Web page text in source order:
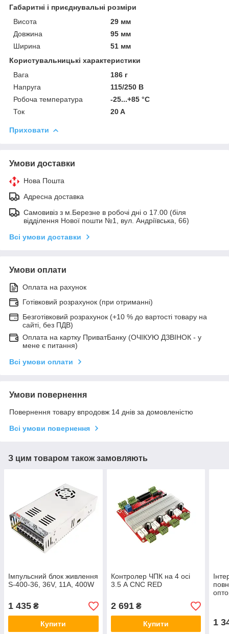
Габаритні і приєднувальні розміри
Висота
29 мм
Довжина
95 мм
Ширина
51 мм
Користувальницькі характеристики
Вага
186 г
Напруга
115/250 В
Робоча температура
-25...+85 °C
Ток
20 A
Приховати
Умови доставки
Нова Пошта
Адресна доставка
Самовивіз з м.Березне в робочі дні о 17.00 (біля
відділення Нової пошти №1, вул. Андріївська, 66)
Всі умови доставки
Умови оплати
Оплата на рахунок
Готівковий розрахунок (при отриманні)
Безготівковий розрахунок (+10 % до вартості товару на
сайті, без ПДВ)
Оплата на картку ПриватБанку (ОЧІКУЮ ДЗВІНОК - у
мене є питання)
Всі умови оплати
Умови повернення
Повернення товару впродовж 14 днів за домовленістю
Всі умови повернення
З цим товаром також замовляють
Імпульсний блок живлення
S-400-36, 36V, 11А, 400W
1 435 ₴
Купити
Контролер ЧПК на 4 осі
3.5 А CNC RED
2 691₴
Купити 1